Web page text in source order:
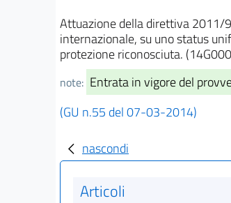
Attuazione della direttiva 2011/
internazionale, su uno status
protezione riconosciuta.
note: Entrata in vigore del
(GU n.55 del 07-03-2014)
nascondi
Articoli